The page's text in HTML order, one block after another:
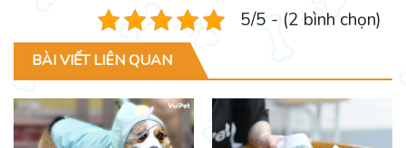
5/5 - (2 bình chọn)
BÀI VIẾT LIÊN QUAN